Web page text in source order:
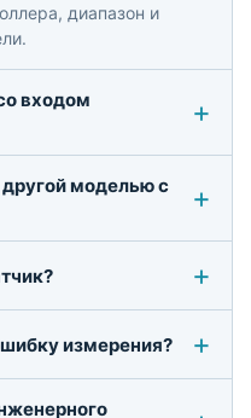
диапазон и
входом
моделью с
измерения?